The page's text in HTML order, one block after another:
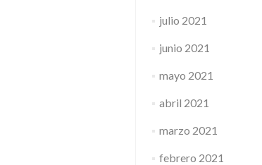
julio 2021
junio 2021
mayo 2021
abril 2021
marzo 2021
febrero 2021